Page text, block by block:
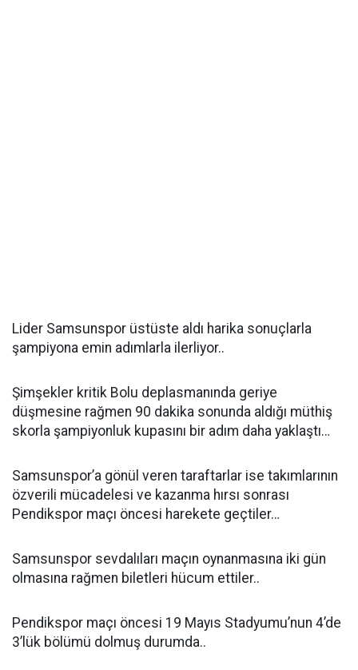
Lider Samsunspor üstüste aldı harika sonuçlarla
şampiyona emin adımlarla ilerliyor..
Şimşekler kritik Bolu deplasmanında geriye
düşmesine rağmen 90 dakika sonunda aldığı müthiş
skorla şampiyonluk kupasını bir adım daha yaklaştı…
Samsunspor’a gönül veren taraftarlar ise takımlarının
özverili mücadelesi ve kazanma hırsı sonrası
Pendikspor maçı öncesi harekete geçtiler…
Samsunspor sevdalıları maçın oynanmasına iki gün
olmasına rağmen biletleri hücum ettiler..
Pendikspor maçı öncesi 19 Mayıs Stadyumu’nun 4’de
3’lük bölümü dolmuş durumda..